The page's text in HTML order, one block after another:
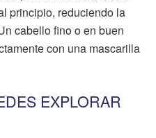
principio, reduciendo la
cabello fino o en buen
con una mascarilla
EXPLORAR